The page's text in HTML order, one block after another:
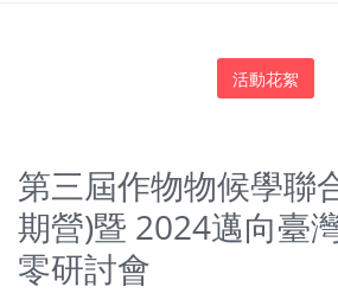
活動花絮
第三屆作物物候學聯
期營)暨 2024邁向臺
零研討會